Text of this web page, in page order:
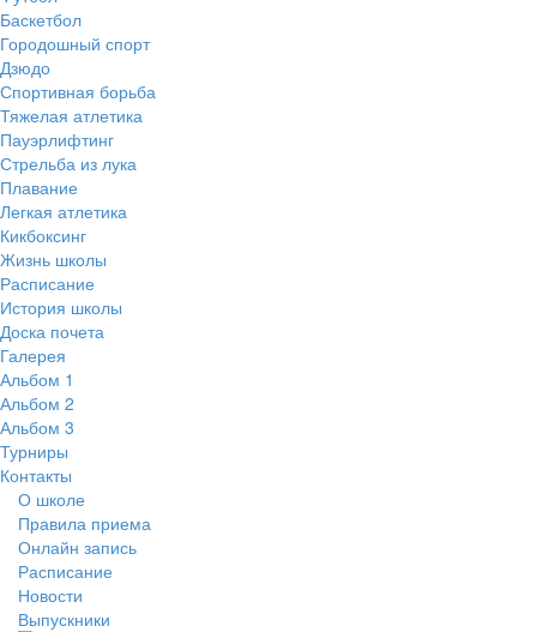
Баскетбол
Городошный спорт
Дзюдо
Спортивная борьба
Тяжелая атлетика
Пауэрлифтинг
Стрельба из лука
Плавание
Легкая атлетика
Кикбоксинг
Жизнь школы
Расписание
История школы
Доска почета
Галерея
Альбом 1
Альбом 2
Альбом 3
Турниры
Контакты
О школе
Правила приема
Онлайн запись
Расписание
Новости
Выпускники